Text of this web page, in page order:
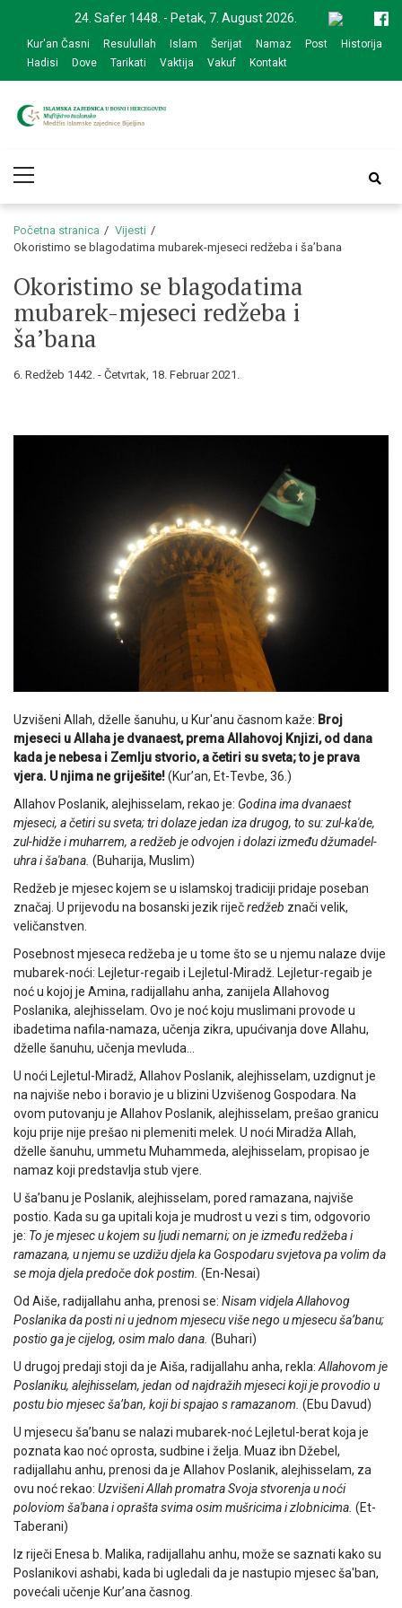
navigation
content
24. Safer 1448. - Petak, 7. August 2026.
Kur'an Časni Resulullah Islam Šerijat Namaz Post
Historija
Hadisi
Dove Tarikati Vaktija Vakuf Kontakt
zajednice Bijeljina
Menu
Početna stranica
Vijesti
Okoristimo se blagodatima mubarek-mjeseci redžeba i ša’bana
Okoristimo se blagodatima
mubarek-mjeseci redžeba i
ša’bana
6. Redžeb 1442. - Četvrtak, 18. Februar 2021.
Uzvišeni Allah, dželle šanuhu, u Kur'anu časnom kaže: Broj
mjeseci u Allaha je dvanaest, prema Allahovoj Knjizi, od dana
kada je nebesa i Zemlju stvorio, a četiri su sveta; to je prava
vjera. U njima ne griješite!(Kur’an, Et-Tevbe, 36.)
Allahov Poslanik, alejhisselam, rekao je: Godina ima dvanaest
mjeseci, a četiri su sveta; tri dolaze jedan iza drugog, to su: zul-ka'de,
zul-hidže i muharrem, a redžeb je odvojen i dolazi između džumadel-
uhra i ša'bana. (Buharija, Muslim)
Redžeb je mjesec kojem se u islamskoj tradiciji pridaje poseban
značaj. U prijevodu na bosanski jezik riječredžeb znači velik,
veličanstven.
Posebnost mjeseca redžeba je u tome što se u njemu nalaze dvije
mubarek-noći: Lejletur-regaib i Lejletul-Miradž. Lejletur-regaib je
noć u kojoj je Amina, radijallahu anha, zanijela Allahovog
Poslanika, alejhisselam. Ovo je noć koju muslimani provode u
ibadetima nafila-namaza, učenja zikra, upućivanja dove Allahu,
dželle šanuhu, učenja mevluda…
U noći Lejletul-Miradž, Allahov Poslanik, alejhisselam, uzdignut je
na najviše nebo i boravio je u blizini Uzvišenog Gospodara. Na
ovom putovanju je Allahov Poslanik, alejhisselam, prešao granicu
koju prije nije prešao ni plemeniti melek. U noći Miradža Allah,
dželle šanuhu, ummetu Muhammeda, alejhisselam, propisao je
namaz koji predstavlja stub vjere.
U ša’banu je Poslanik, alejhisselam, pored ramazana, najviše
postio. Kada su ga upitali koja je mudrost u vezi s tim, odgovorio
je: To je mjesec u kojem su ljudi nemarni; on je između redžeba i
ramazana, u njemu se uzdižu djela ka Gospodaru svjetova pa volim da
se moja djela predoče dok postim. (En-Nesai)
Od Aiše, radijallahu anha, prenosi se: Nisam vidjela Allahovog
Poslanika da posti ni u jednom mjesecu više nego u mjesecu ša’banu;
postio ga je cijelog, osim malo dana. (Buhari)
U drugoj predaji stoji da je Aiša, radijallahu anha, rekla: Allahovom je
Poslaniku, alejhisselam, jedan od najdražih mjeseci koji je provodio u
postu bio mjesec ša’ban, koji bi spajao s ramazanom. (Ebu Davud)
U mjesecu ša’banu se nalazi mubarek-noć Lejletul-berat koja je
poznata kao noć oprosta, sudbine i želja. Muaz ibn Džebel,
radijallahu anhu, prenosi da je Allahov Poslanik, alejhisselam, za
ovu noć rekao: Uzvišeni Allah promatra Svoja stvorenja u noći
poloviom ša'bana i oprašta svima osim mušricima i zlobnicima. (Et-
Taberani)
Iz riječi Enesa b. Malika, radijallahu anhu, može se saznati kako su
Poslanikovi ashabi, kada bi ugledali da je nastupio mjesec ša'ban,
povećali učenje Kur’ana časnog.